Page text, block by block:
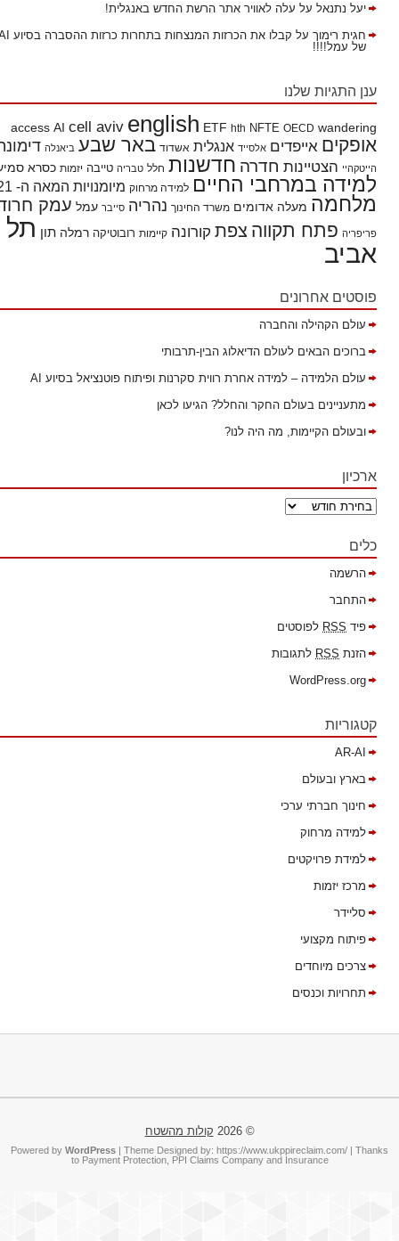
יעל נתנאלעלעלה לאוויר אתר הרשת החדש באנגלית!
חגית רימוךעל
קבלו את הכרזות המנצחות בתחרות כרזות ההסברה בסיוע AI
של עמל!!!!
ענן התגיות שלנו
access AI cell aviv english ETF hth NFTE OECD wandering
אופקים אייפדים אלסייד אנגלית אשדוד באר שבע ביאנלה דימונה
הייטקהיי הצטיינות חדרה חדשנות חלל טבריה טייבה יזמות כסרא סמיע
למידה במרחבי החיים למידה מרחוק מיומנויות המאה ה- 21
מלחמה מעלה אדומים משרד החינוך נהריה סייבר עמל עמק חרוד
פריפריה פתח תקווה צפת קורונה קיימות רובוטיקה רמלה תון
תל
אביב
פוסטים אחרונים
עולם הקהילה והחברה
ברוכים הבאים לעולם הדיאלוג הבין-תרבותי
עולם הלמידה – למידה אחרת רווית סקרנות ופיתוח פוטנציאל בסיוע AI
מתעניינים בעולם החקר והחלל? הגיעו לכאן
ובעולם הקיימות, מה היה לנו?
ארכיון
כלים
הרשמה
התחבר
פידRSSלפוסטים
הזנתRSSלתגובות
WordPress.org
קטגוריות
AR-AI
בארץ ובעולם
חינוך חברתי ערכי
למידה מרחוק
למידת פרויקטים
מרכז יזמות
סליידר
פיתוח מקצועי
צרכים מיוחדים
תחרויות וכנסים
© 2026 קולות מהשטח
Powered byWordPress | Theme Designed by:https://www.ukppireclaim.com/ | Thanks
toPayment Protection ,PPI Claims CompanyandInsurance